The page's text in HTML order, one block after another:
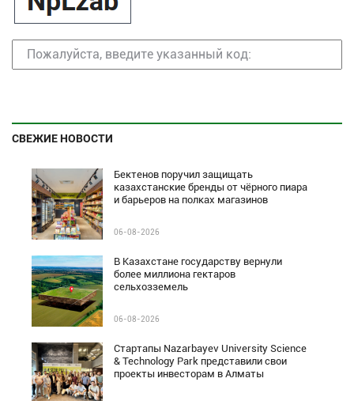
СВЕЖИЕ НОВОСТИ
Бектенов поручил защищать
казахстанские бренды от чёрного пиара
и барьеров на полках магазинов
06-08-2026
В Казахстане государству вернули
более миллиона гектаров
сельхозземель
06-08-2026
Стартапы Nazarbayev University Science
& Technology Park представили свои
проекты инвесторам в Алматы